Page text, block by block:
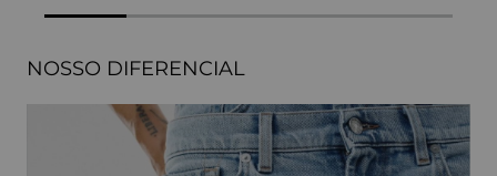
NOSSO DIFERENCIAL